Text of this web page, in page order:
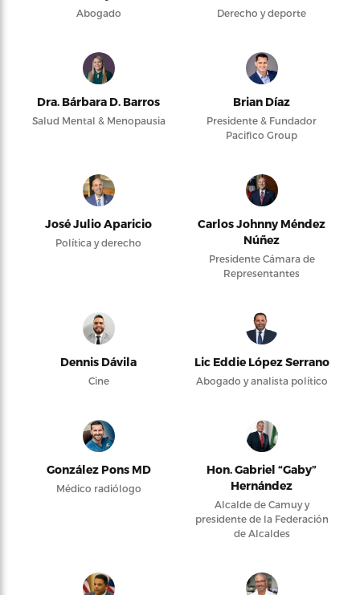
Abogado Derecho y deporte
Dra. Bárbara D. Barros
Salud Mental & Menopausia
Brian Díaz
Presidente & Fundador
Pacifico Group
José Julio Aparicio
Política y derecho
Carlos Johnny Méndez
Núñez
Presidente Cámara de
Representantes
Dennis Dávila
Cine
Lic Eddie López Serrano
Abogado y analista político
González Pons MD
Médico radiólogo
Hon. Gabriel “Gaby”
Hernández
Alcalde de Camuy y
presidente de la Federación
de Alcaldes